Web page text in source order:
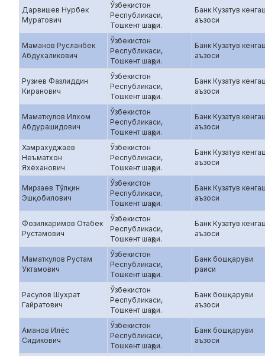
Дарвишев Нурбек
Муратович
Ўзбекистон
Республикаси,
Тошкент шаҳри.
Банк Кузатув
аъзоси
Маманов Русланбек
Абдухаликович
Ўзбекистон
Республикаси,
Тошкент шаҳри.
Банк Кузатув
аъзоси
Рузиев Фазлиддин
Киранович
Ўзбекистон
Республикаси,
Тошкент шаҳри.
Банк Кузатув
аъзоси
Маматкулов Илхом
Абдурашидович
Ўзбекистон
Республикаси,
Тошкент шаҳри.
Банк Кузатув
аъзоси
Хамрахуджаев
Неъматхон
Яхёханович
Ўзбекистон
Республикаси,
Тошкент шаҳри.
Банк Кузатув
аъзоси
Мирзаев Тўлқин
Эшқобилович
Ўзбекистон
Республикаси,
Тошкент шаҳри.
Банк Кузатув
аъзоси
Фозилкаримов Отабек
Рустамович
Ўзбекистон
Республикаси,
Тошкент шаҳри.
Банк Кузатув
аъзоси
Маматкулов Рустам
Уктамович
Ўзбекистон
Республикаси,
Тошкент шаҳри.
Банк бошқаруви
раиси
Расулов Шухрат
Гайратович
Ўзбекистон
Республикаси,
Тошкент шаҳри.
Банк бошқаруви
аъзоси
Аманов Илёс
Сидикович
Ўзбекистон
Республикаси,
Тошкент шаҳри.
Банк бошқаруви
аъзоси